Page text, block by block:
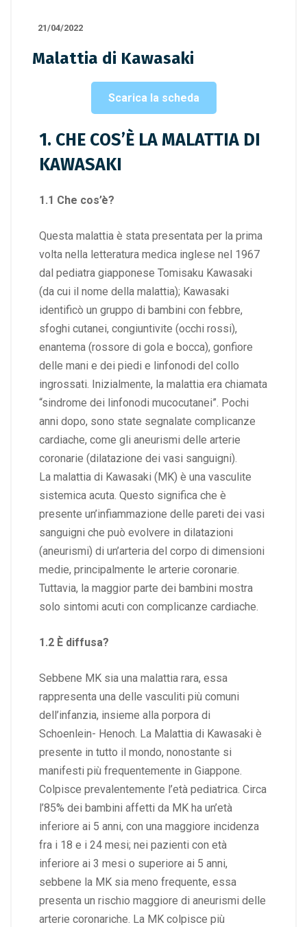
21/04/2022
Malattia di Kawasaki
Scarica la scheda
1. CHE COS’È LA MALATTIA DI
KAWASAKI
1.1 Che cos’è?
Questa malattia è stata presentata per la prima
volta nella letteratura medica inglese nel 1967
dal pediatra giapponese Tomisaku Kawasaki
(da cui il nome della malattia); Kawasaki
identificò un gruppo di bambini con febbre,
sfoghi cutanei, congiuntivite (occhi rossi),
enantema (rossore di gola e bocca), gonfiore
delle mani e dei piedi e linfonodi del collo
ingrossati. Inizialmente, la malattia era chiamata
“sindrome dei linfonodi mucocutanei”. Pochi
anni dopo, sono state segnalate complicanze
cardiache, come gli aneurismi delle arterie
coronarie (dilatazione dei vasi sanguigni).
La malattia di Kawasaki (MK) è una vasculite
sistemica acuta. Questo significa che è
presente un’infiammazione delle pareti dei vasi
sanguigni che può evolvere in dilatazioni
(aneurismi) di un’arteria del corpo di dimensioni
medie, principalmente le arterie coronarie.
Tuttavia, la maggior parte dei bambini mostra
solo sintomi acuti con complicanze cardiache.
1.2 È diffusa?
Sebbene MK sia una malattia rara, essa
rappresenta una delle vasculiti più comuni
dell’infanzia, insieme alla porpora di
Schoenlein- Henoch. La Malattia di Kawasaki è
presente in tutto il mondo, nonostante si
manifesti più frequentemente in Giappone.
Colpisce prevalentemente l’età pediatrica. Circa
l’85% dei bambini affetti da MK ha un’età
inferiore ai 5 anni, con una maggiore incidenza
fra i 18 e i 24 mesi; nei pazienti con età
inferiore ai 3 mesi o superiore ai 5 anni,
sebbene la MK sia meno frequente, essa
presenta un rischio maggiore di aneurismi delle
arterie coronariche. La MK colpisce più